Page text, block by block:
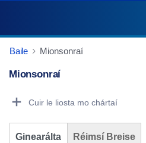
Baile Mionsonraí
Mionsonraí
Cuir le liosta mo chártaí
Ginearálta Réimsí Breise